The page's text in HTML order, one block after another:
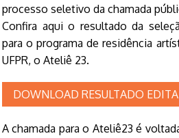
processo seletivo da chamada
Confira aqui o resultado da
para o programa de residência
UFPR, o Ateliê 23.
DOWNLOAD RESULTADO
A chamada para o Ateliê23 é